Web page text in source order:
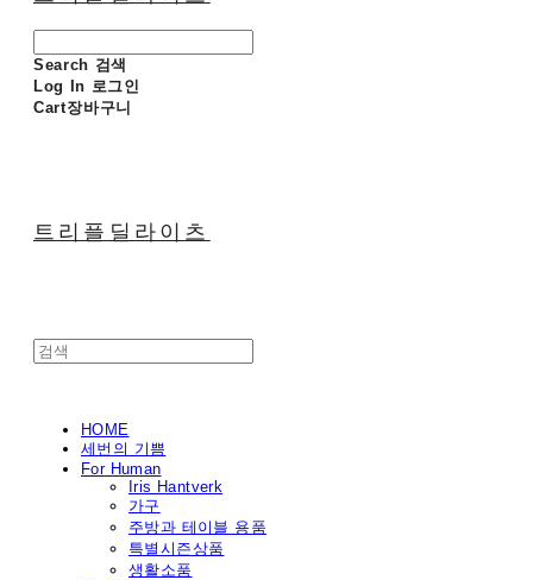
Search 검색
Log In 로그인
Cart장바구니
트리플딜라이츠
HOME
세번의 기쁨
For Human
Iris Hantverk
가구
주방과 테이블 용품
특별시즌상품
생활소품